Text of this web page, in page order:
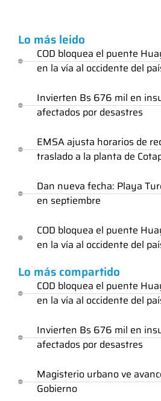
Lo más leido
COD bloquea el puente
en la vía al occidente del
Invierten Bs 676 mil en
afectados por desastres
EMSA ajusta horarios de
traslado a la planta de
Dan nueva fecha: Playa
en septiembre
COD bloquea el puente
en la vía al occidente del
Lo más compartido
COD bloquea el puente
en la vía al occidente del
Invierten Bs 676 mil en
afectados por desastres
Magisterio urbano ve
Gobierno